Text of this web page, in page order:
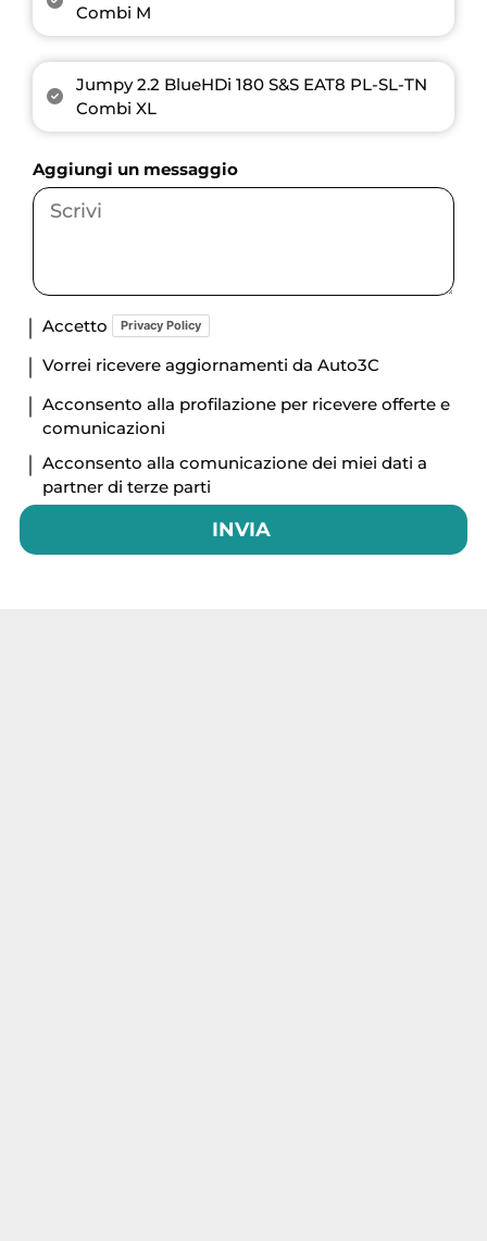
Combi M
Jumpy 2.2 BlueHDi 180 S&S EAT8 PL-SL-TN
Combi XL
Aggiungi un messaggio
Accetto Privacy Policy
Vorrei ricevere aggiornamenti da Auto3C
Acconsento alla profilazione per ricevere offerte e
comunicazioni
Acconsento alla comunicazione dei miei dati a
partner di terze parti
INVIA